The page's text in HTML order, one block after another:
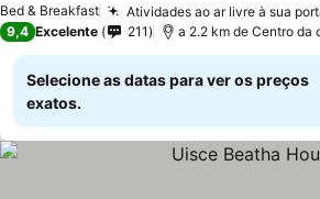
Bed & Breakfast Atividades ao ar livre à sua
9,4 Excelente 211 a 2.2 km de Centro da
Selecione as datas para ver os preços
exatos.